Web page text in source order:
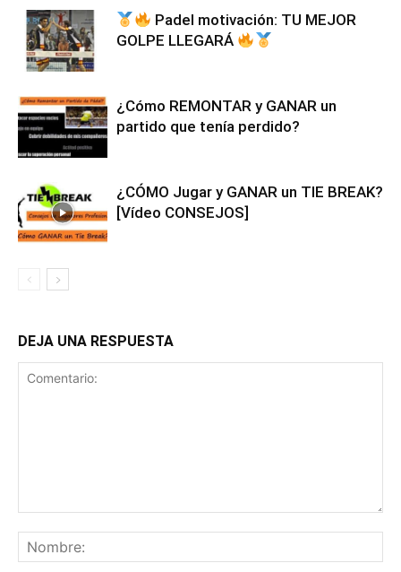
Padel motivación: TU MEJOR
GOLPE LLEGARÁ
¿Cómo REMONTAR y GANAR un
partido que tenía perdido?
¿CÓMO Jugar y GANAR un TIE BREAK?
[Vídeo CONSEJOS]
DEJA UNA RESPUESTA